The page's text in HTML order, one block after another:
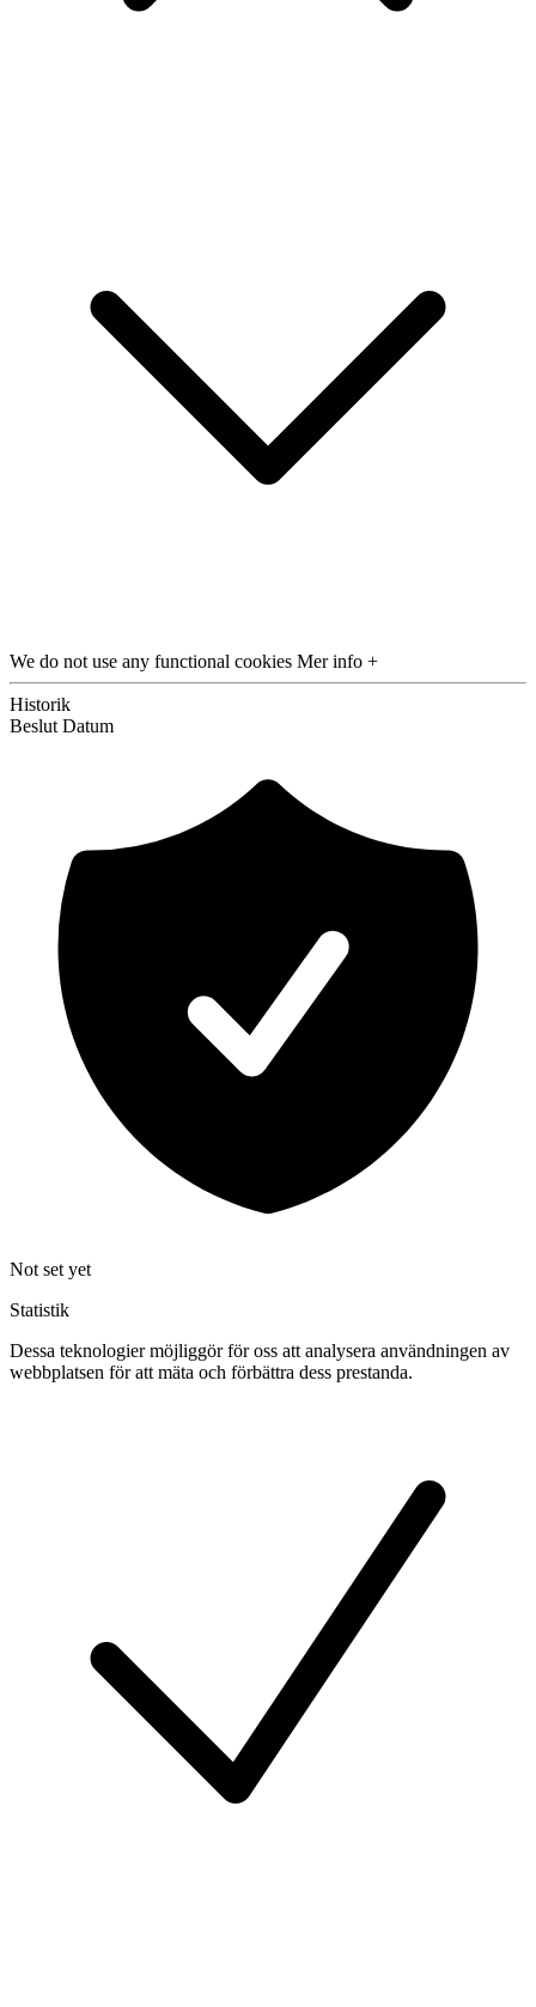
We do not use any functional cookies Mer info +
Historik
Beslut Datum
Not set yet
Statistik
Dessa teknologier möjliggör för oss att analysera användningen av
webbplatsen för att mäta och förbättra dess prestanda.